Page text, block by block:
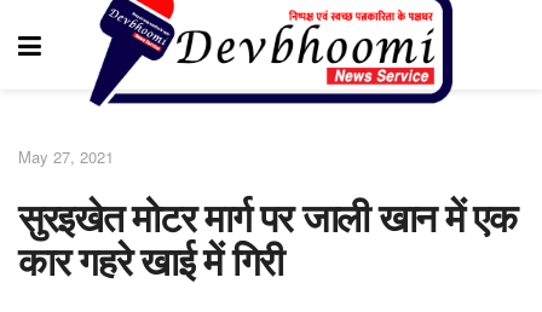
May 27, 2021
सुरइखेत मोटर मार्ग पर जाली खान में एक
कार गहरे खाई में गिरी